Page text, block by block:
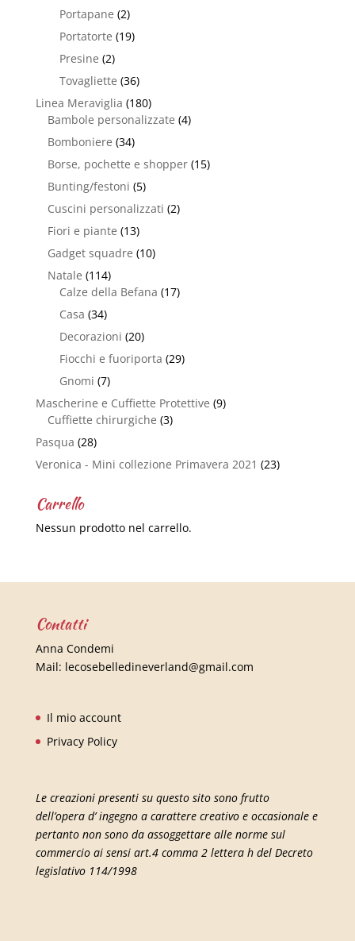
Portapane (2)
Portatorte (19)
Presine (2)
Tovagliette (36)
Linea Meraviglia (180)
Bambole personalizzate (4)
Bomboniere (34)
Borse, pochette e shopper (15)
Bunting/festoni (5)
Cuscini personalizzati (2)
Fiori e piante (13)
Gadget squadre (10)
Natale (114)
Calze della Befana (17)
Casa (34)
Decorazioni (20)
Fiocchi e fuoriporta (29)
Gnomi (7)
Mascherine e Cuffiette Protettive (9)
Cuffiette chirurgiche (3)
Pasqua (28)
Veronica - Mini collezione Primavera 2021 (23)
Carrello
Nessun prodotto nel carrello.
Contatti
Anna Condemi
Mail: lecosebelledineverland@gmail.com
Il mio account
Privacy Policy
Le creazioni presenti su questo sito sono frutto
dell’opera d’ ingegno a carattere creativo e occasionale e
pertanto non sono da assoggettare alle norme sul
commercio ai sensi art.4 comma 2 lettera h del Decreto
legislativo 114/1998